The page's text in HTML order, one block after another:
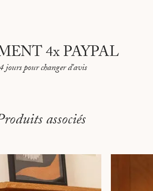
4x PAYPAL
jours pour changer d'avis
associés